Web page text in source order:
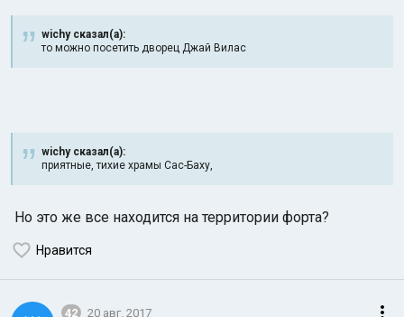
Индийский океан
wichy сказал(а):
то можно посетить дворец Джай Вилас
wichy сказал(а):
приятные, тихие храмы Сас-Баху,
Но это же все находится на территории форта?
Нравится
42 20 авг. 2017